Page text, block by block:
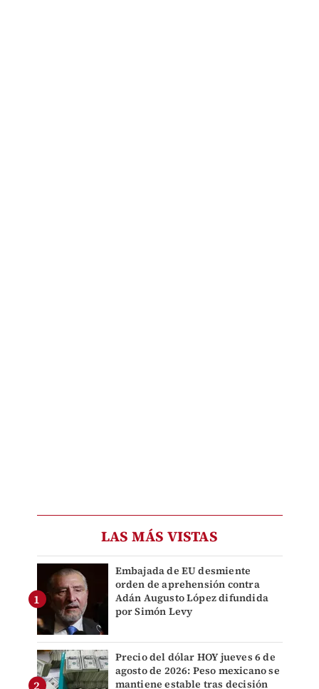
LAS MÁS VISTAS
Embajada de EU desmiente
orden de aprehensión contra
Adán Augusto López difundida
por Simón Levy
Precio del dólar HOY jueves 6 de
agosto de 2026: Peso mexicano se
mantiene estable tras decisión